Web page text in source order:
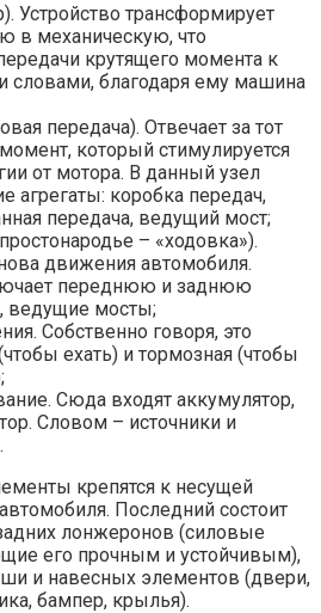
Устройство трансформирует
в механическую, что
крутящего момента к
словами, благодаря ему машина
передача). Отвечает за тот
который стимулируется
от мотора. В данный узел
агрегаты: коробка передач,
передача, ведущий мост;
– «ходовка»).
движения автомобиля.
переднюю и заднюю
ведущие мосты;
Собственно говоря, это
ехать) и тормозная (чтобы
Сюда входят аккумулятор,
Словом – источники и
крепятся к несущей
Последний состоит
лонжеронов (силовые
его прочным и устойчивым),
и навесных элементов (двери,
бампер, крылья).